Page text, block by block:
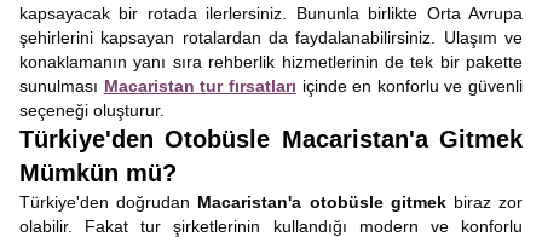
kapsayacak bir rotada ilerlersiniz. Bununla birlikte Orta Avrupa
şehirlerini kapsayan rotalardan da faydalanabilirsiniz. Ulaşım ve
konaklamanın yanı sıra rehberlik hizmetlerinin de tek bir pakette
sunulması Macaristan tur fırsatları içinde en konforlu ve güvenli
seçeneği oluşturur.
Türkiye'den Otobüsle Macaristan'a Gitmek
Mümkün mü?
Türkiye'den doğrudan Macaristan'a otobüsle gitmekbiraz zor
olabilir. Fakat tur şirketlerinin kullandığı modern ve konforlu